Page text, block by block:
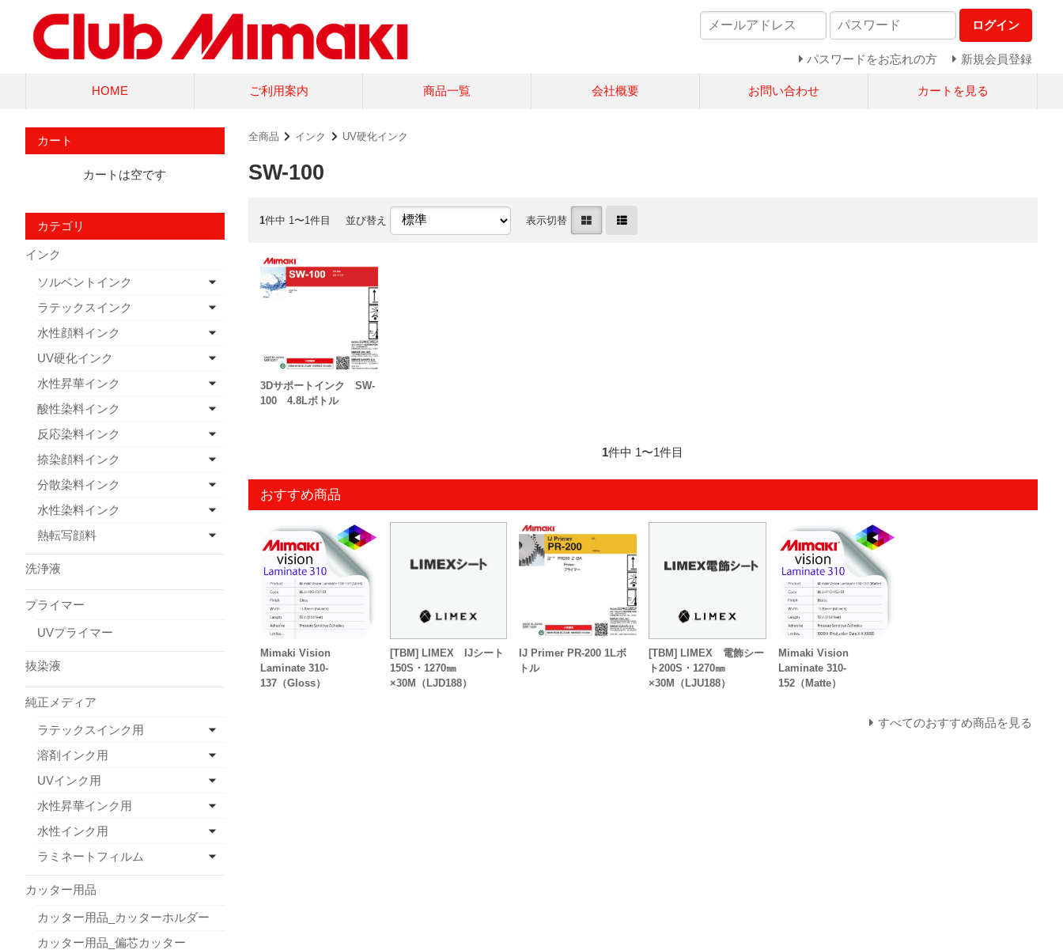
ログイン
パスワードをお忘れの方 新規会員登録
HOME ご利用案内 商品一覧 会社概要 お問い合わせ カートを見る
全商品 インク UV硬化インク
SW-100
1件中 1〜1件目 並び替え 表示切替
3Dサポートインク SW-
100 4.8Lボトル
1件中 1〜1件目
おすすめ商品
Mimaki Vision
Laminate 310-
137（Gloss）
[TBM] LIMEX IJシート
150S・1270㎜
×30M（LJD188）
IJ Primer PR-200 1Lボ
トル
[TBM] LIMEX 電飾シー
ト200S・1270㎜
×30M（LJU188）
Mimaki Vision
Laminate 310-
152（Matte）
すべてのおすすめ商品を見る
カート
カートは空です
カテゴリ
インク
ソルベントインク
ラテックスインク
水性顔料インク
UV硬化インク
水性昇華インク
酸性染料インク
反応染料インク
捺染顔料インク
分散染料インク
水性染料インク
熱転写顔料
洗浄液
プライマー
UVプライマー
抜染液
純正メディア
ラテックスインク用
溶剤インク用
UVインク用
水性昇華インク用
水性インク用
ラミネートフィルム
カッター用品
カッター用品_カッターホルダー
カッター用品_偏芯カッター